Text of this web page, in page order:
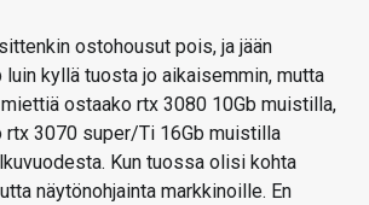
ostohousut pois, ja jään
luin kyllä tuosta jo aikaisemmin, mutta
ostaako rtx 3080 10Gb muistilla,
rtx 3070 super/Ti 16Gb muistilla
Kun tuossa olisi kohta
näytönohjainta markkinoille. En